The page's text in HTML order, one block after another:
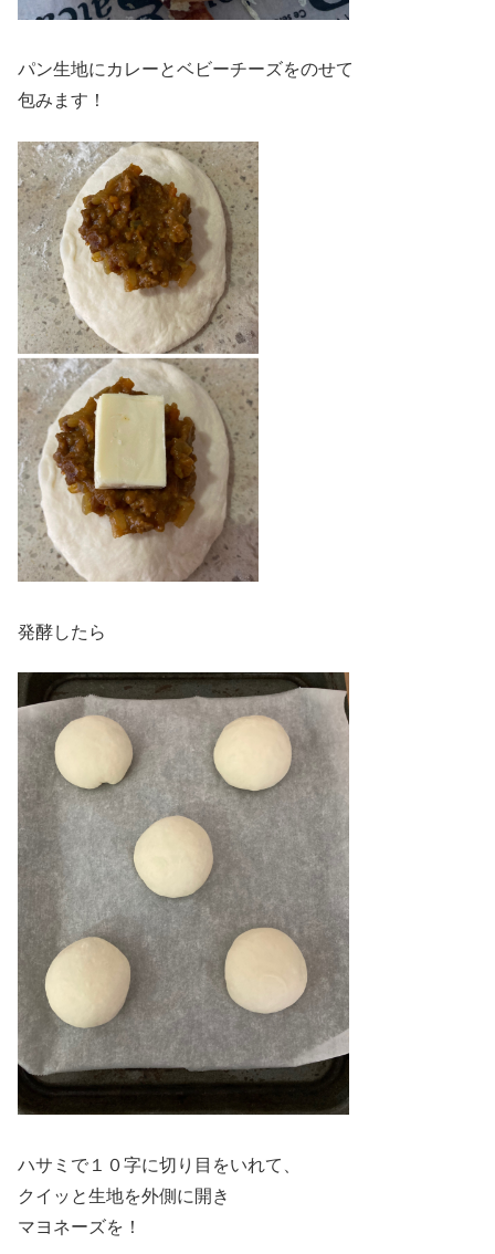
パン生地にカレーとベビーチーズをのせて
包みます！
発酵したら
ハサミで１０字に切り目をいれて、
クイッと生地を外側に開き
マヨネーズを！